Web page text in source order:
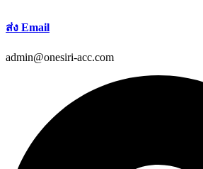
ส่ง Email
admin@onesiri-acc.com